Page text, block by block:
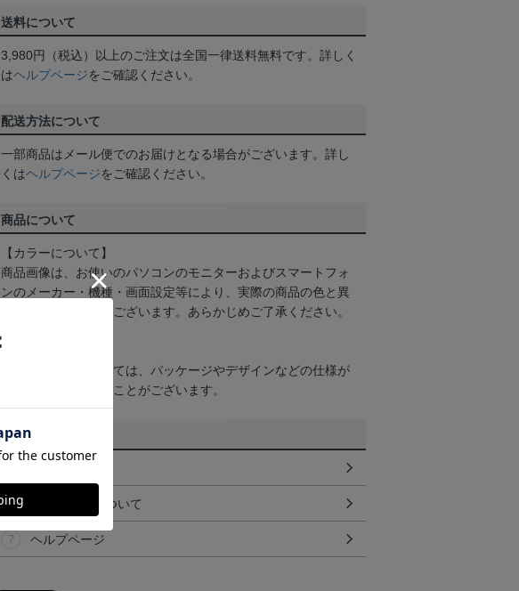
送料について
3,980円（税込）以上のご注文は全国一律送料無料です。詳しく
はヘルプページをご確認ください。
配送方法について
一部商品はメール便でのお届けとなる場合がございます。詳し
くはヘルプページをご確認ください。
商品について
【カラーについて】
商品画像は、お使いのパソコンのモニターおよびスマートフォ
ンのメーカー・機種・画面設定等により、実際の商品の色と異
なって見える場合がございます。あらかじめご了承ください。
【仕様について】
取り扱い商品によっては、パッケージやデザインなどの仕様が
予告なく変更になることがございます。
その他
ギフト対応について
ヘルプページ